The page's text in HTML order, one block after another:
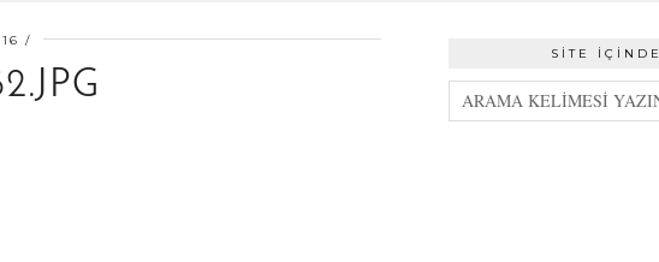
SITE